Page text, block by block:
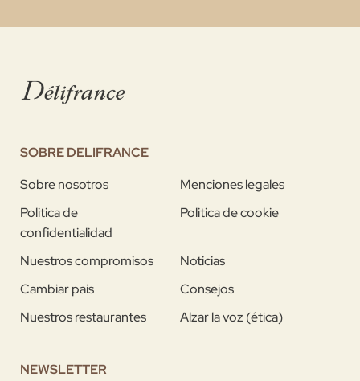
SOBRE DELIFRANCE
Sobre nosotros
Menciones legales
Politica de
confidentialidad
Politica de cookie
Nuestros compromisos
Noticias
Cambiar pais
Consejos
Nuestros restaurantes
Alzar la voz (ética)
NEWSLETTER